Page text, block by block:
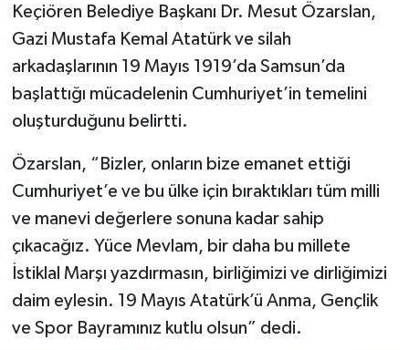
Keçiören Belediye Başkanı Dr. Mesut Özarslan,
Gazi Mustafa Kemal Atatürk ve silah
arkadaşlarının 19 Mayıs 1919’da Samsun’da
başlattığı mücadelenin Cumhuriyet’in temelini
oluşturduğunu belirtti.
Özarslan, “Bizler, onların bize emanet ettiği
Cumhuriyet’e ve bu ülke için bıraktıkları tüm milli
ve manevi değerlere sonuna kadar sahip
çıkacağız. Yüce Mevlam, bir daha bu millete
İstiklal Marşı yazdırmasın, birliğimizi ve dirliğimizi
daim eylesin. 19 Mayıs Atatürk’ü Anma, Gençlik
ve Spor Bayramınız kutlu olsun” dedi.